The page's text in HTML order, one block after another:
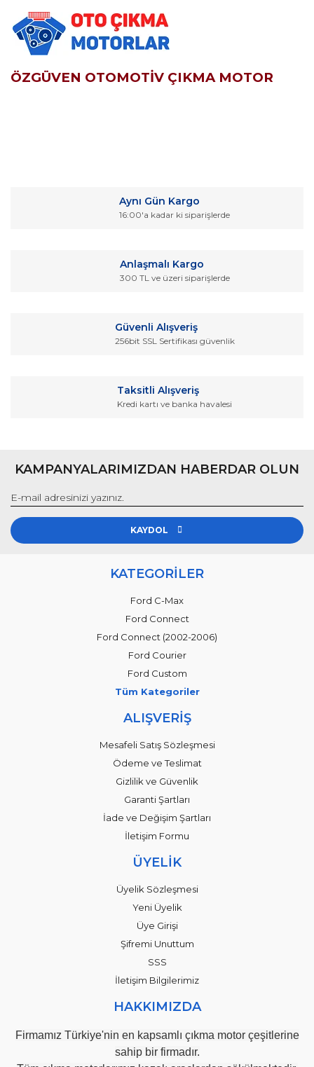
ÖZGÜVEN OTOMOTİV ÇIKMA MOTOR
Görüş ve önerileriniz için teşekkür ederiz.
Ürün bilgilerinde hatalar bulunuyor.
Gönder
Aynı Gün Kargo
16:00'a kadar ki siparişlerde
Anlaşmalı Kargo
300 TL ve üzeri siparişlerde
Güvenli Alışveriş
256bit SSL Sertifikası güvenlik
Taksitli Alışveriş
Kredi kartı ve banka havalesi
KAMPANYALARIMIZDAN HABERDAR OLUN
KAYDOL
KATEGORİLER
Ford C-Max
Ford Connect
Ford Connect (2002-2006)
Ford Courier
Ford Custom
Tüm Kategoriler
ALIŞVERİŞ
Mesafeli Satış Sözleşmesi
Ödeme ve Teslimat
Gizlilik ve Güvenlik
Garanti Şartları
İade ve Değişim Şartları
İletişim Formu
ÜYELİK
Üyelik Sözleşmesi
Yeni Üyelik
Üye Girişi
Şifremi Unuttum
SSS
İletişim Bilgilerimiz
HAKKIMIZDA
Firmamız Türkiye'nin en kapsamlı çıkma motor çeşitlerine
sahip bir firmadır.